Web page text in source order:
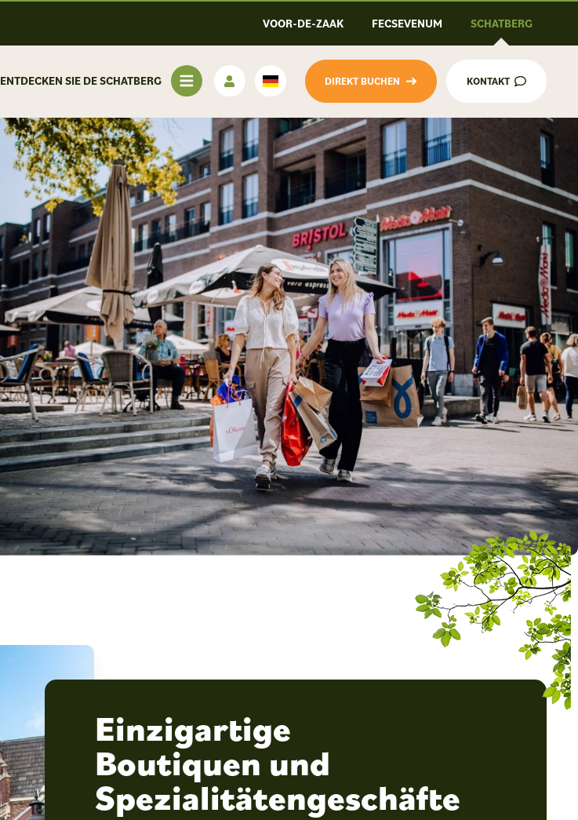
VOOR-DE-ZAAK FECSEVENUM SCHATBERG
ENTDECKEN SIE DE SCHATBERG
Deutsch
DIREKT BUCHEN KONTAKT
Einzigartige
Boutiquen und
Spezialitätengeschäfte